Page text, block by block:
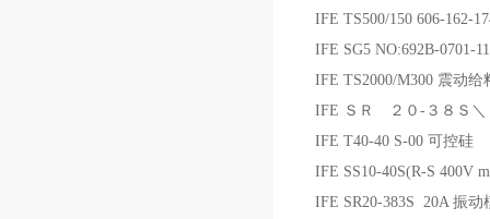
IFE TS500/150 606-162-
IFE SG5 NO:692B-0701-
IFE TS2000/M300 震动给
IFE ＳＲ ２０-３８Ｓ＼
IFE T40-40 S-00 可控硅
IFE SS10-40S(R-S 400V
IFE SR20-383S 20A 振动